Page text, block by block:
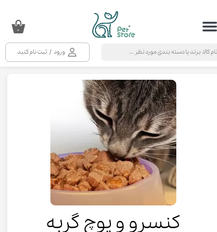
ورود / ثبت نام کنید
حساب کاربری من
خروج از حساب کاربری
۰
کنسرو و پوچ گربه